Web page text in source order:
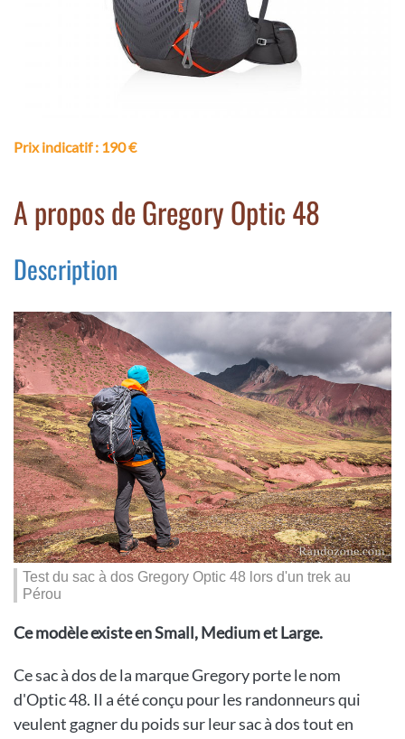
Prix indicatif: 190 €
A propos de Gregory Optic 48
Description
Test du sac à dos Gregory Optic 48 lors d'un trek au
Pérou
Ce modèle existe en Small, Medium et Large.
Ce sac à dos de la marque Gregory porte le nom
d'Optic 48. Il a été conçu pour les randonneurs qui
veulent gagner du poids sur leur sac à dos tout en